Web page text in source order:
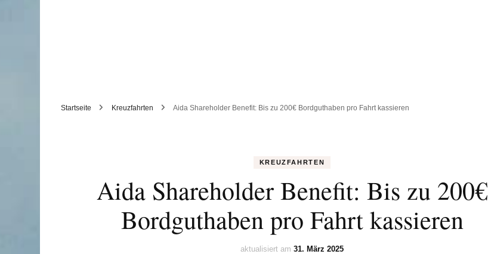
Startseite Kreuzfahrten Aida Shareholder Benefit: Bis zu 200€ Bordguthaben pro Fahrt kassieren
KREUZFAHRTEN
Aida Shareholder Benefit: Bis zu 200€
Bordguthaben pro Fahrt kassieren
aktualisiert am 31. März 2025